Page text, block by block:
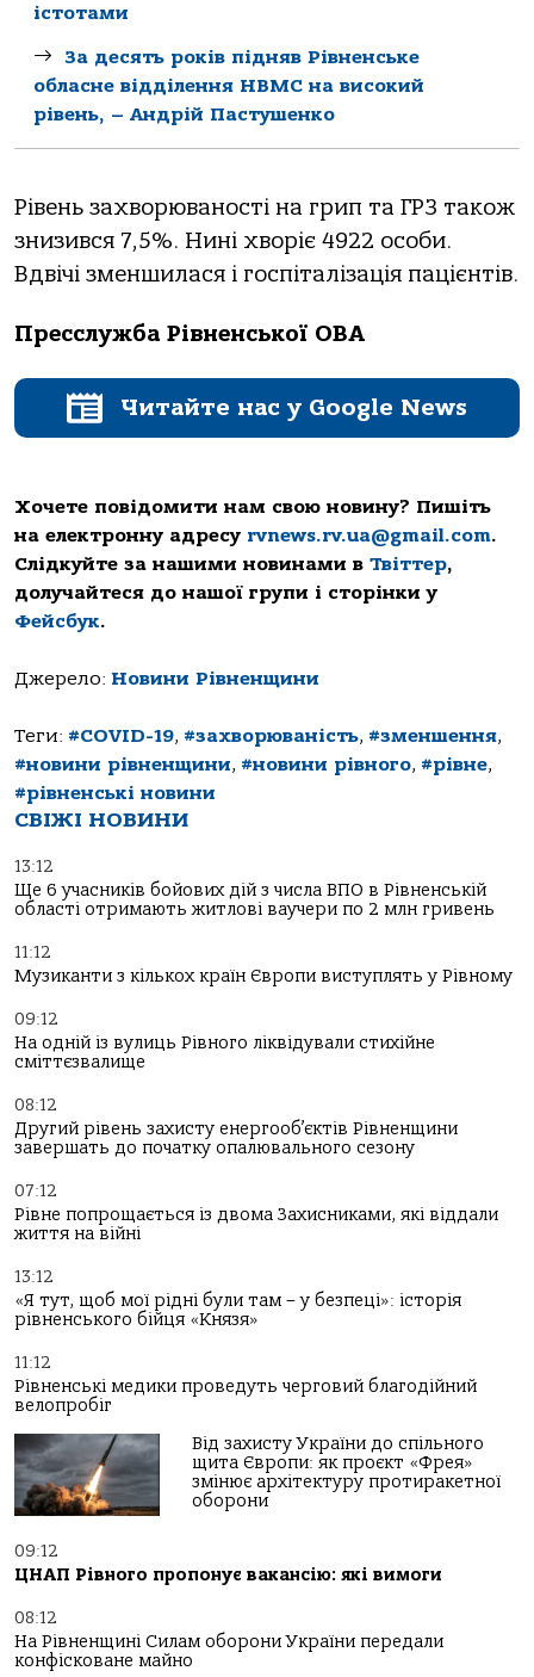
істотами
За десять років підняв Рівненське
обласне відділення НВМС на високий
рівень, – Андрій Пастушенко
Рівень захворюваності на грип та ГРЗ також
знизився 7,5%. Нині хворіє 4922 особи.
Вдвічі зменшилася і госпіталізація пацієнтів.
Пресслужба Рівненської ОВА
Читайте нас у Google News
Хочете повідомити нам свою новину? Пишіть
на електронну адресу rvnews.rv.ua@gmail.com.
Слідкуйте за нашими новинами в Твіттер,
долучайтеся до нашої групи і сторінки у
Фейсбук.
Джерело: Новини Рівненщини
Теги: #COVID-19, #захворюваність, #зменшення,
#новини рівненщини, #новини рівного, #рівне,
#рівненські новини
СВІЖІ НОВИНИ
13:12
Ще 6 учасників бойових дій з числа ВПО в Рівненській
області отримають житлові ваучери по 2 млн гривень
11:12
Музиканти з кількох країн Європи виступлять у Рівному
09:12
На одній із вулиць Рівного ліквідували стихійне
сміттєзвалище
08:12
Другий рівень захисту енергооб’єктів Рівненщини
завершать до початку опалювального сезону
07:12
Рівне попрощається із двома Захисниками, які віддали
життя на війні
13:12
«Я тут, щоб мої рідні були там – у безпеці»: історія
рівненського бійця «Князя»
11:12
Рівненські медики проведуть черговий благодійний
велопробіг
Від захисту України до спільного
щита Європи: як проєкт «Фрея»
змінює архітектуру протиракетної
оборони
09:12
ЦНАП Рівного пропонує вакансію: які вимоги
08:12
На Рівненщині Силам оборони України передали
конфісковане майно